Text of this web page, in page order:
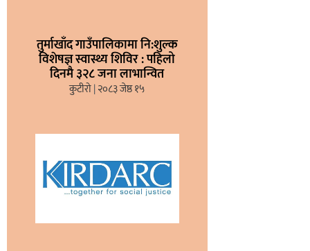
तुर्माखाँद गाउँपालिकामा नि:शुल्क
विशेषज्ञ स्वास्थ्य शिविर : पहिलो
दिनमै ३२८ जना लाभान्वित
कुटीरो २०८३ जेष्ठ १५